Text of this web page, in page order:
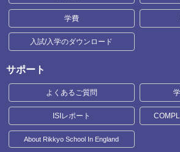
学費
入試/入学のダウンロード
サポート
よくあるご質問
ISIレポート
About Rikkyo School In England